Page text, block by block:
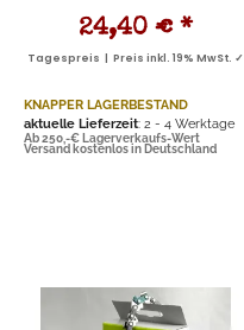
24,40 € *
Tagespreis | Preis inkl. 19% MwSt. ✓
KNAPPER LAGERBESTAND
aktuelle Lieferzeit: 2 - 4 Werktage
Ab 250,-€ Lagerverkaufs-Wert
Versand kostenlos in Deutschland